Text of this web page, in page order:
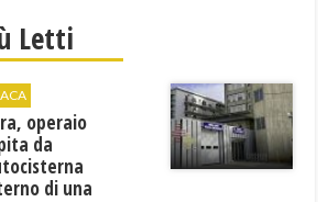
Letti
operaio
da
di una